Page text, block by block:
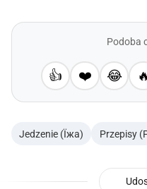
Podoba
👍 ❤️ 😂
Jedzenie (Їжа) Przepisy